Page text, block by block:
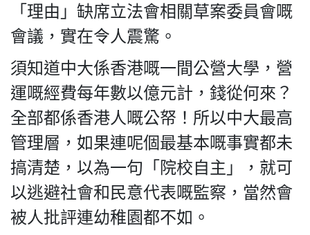
「理由」缺席立法會相關草案委員會嘅
會議，實在令人震驚。
須知道中大係香港嘅一間公營大學，營
運嘅經費每年數以億元計，錢從何來？
全部都係香港人嘅公帑！所以中大最高
管理層，如果連呢個最基本嘅事實都未
搞清楚，以為一句「院校自主」，就可
以逃避社會和民意代表嘅監察，當然會
被人批評連幼稚園都不如。